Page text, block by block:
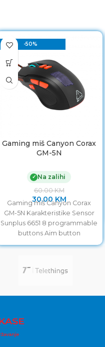
-50%
Gaming miš Canyon Corax
GM-5N
✓ Na zalihi
60.00KM
30.00 KM
Gaming miš Canyon Corax
GM-5N Karakteristike Sensor
Sunplus 6651 8 programmable
buttons Aim button
Adjustable dpi Max dpi 6400